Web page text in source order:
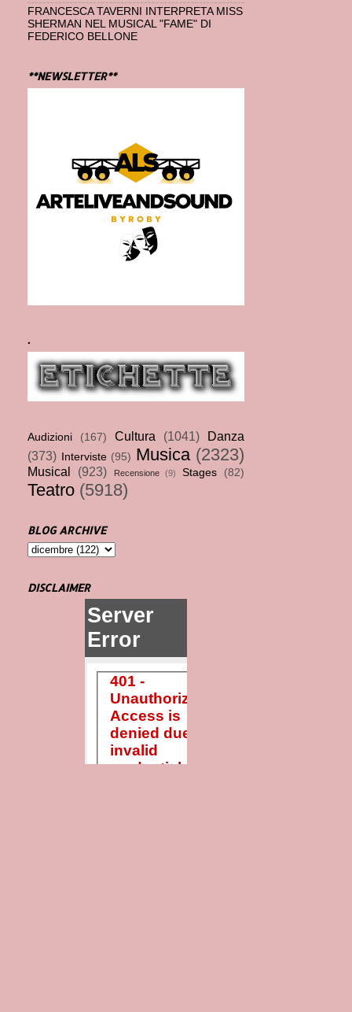
FRANCESCA TAVERNI INTERPRETA MISS
SHERMAN NEL MUSICAL "FAME" DI
FEDERICO BELLONE
**NEWSLETTER**
.
Audizioni (167) Cultura (1041)
Danza
(373)
Interviste (95) Musica (2323)
Musical (923) Recensione (9) Stages (82)
Teatro (5918)
BLOG ARCHIVE
DISCLAIMER